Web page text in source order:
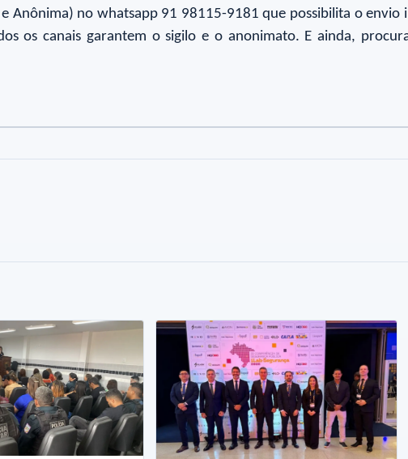
Anônima) no whatsapp 91 98115-9181 que possibilita o envio
os canais garantem o sigilo e o anonimato. E ainda,